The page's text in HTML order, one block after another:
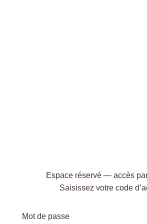
Espace réservé — accès
Saisissez votre code
Mot de passe